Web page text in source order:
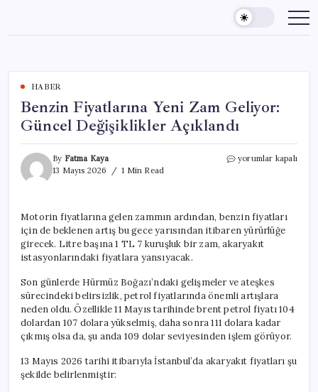
content
HABER
Benzin Fiyatlarına Yeni Zam Geliyor:
Güncel Değişiklikler Açıklandı
By Fatma Kaya
13 Mayıs 2026
1 Min Read
Benzin
Güncel
Değişiklikler
Açıklandı
yorumlar kapalı
Motorin fiyatlarına gelen zammın ardından, benzin fiyatları
için de beklenen artış bu gece yarısından itibaren yürürlüğe
girecek. Litre başına 1 TL 7 kuruşluk bir zam, akaryakıt
istasyonlarındaki fiyatlara yansıyacak.
Son günlerde Hürmüz Boğazı’ndaki gelişmeler ve ateşkes
sürecindeki belirsizlik, petrol fiyatlarında önemli artışlara
neden oldu. Özellikle 11 Mayıs tarihinde brent petrol fiyatı 104
dolardan 107 dolara yükselmiş, daha sonra 111 dolara kadar
çıkmış olsa da, şu anda 109 dolar seviyesinden işlem görüyor.
13 Mayıs 2026 tarihi itibarıyla İstanbul’da akaryakıt fiyatları şu
şekilde belirlenmiştir: